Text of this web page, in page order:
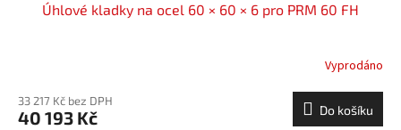
Úhlové kladky na ocel 60 × 60 × 6 pro PRM 60 FH
Vyprodáno
33 217 Kč bez DPH
40 193 Kč Do košíku